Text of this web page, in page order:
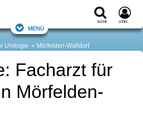
Suche Login
Menü
Urologie Mörfelden-Walldorf
Facharzt für
Mörfelden-